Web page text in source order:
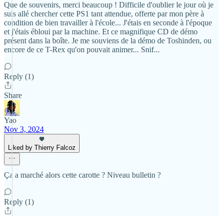
Que de souvenirs, merci beaucoup ! Difficile d'oublier le jour où je
suis allé chercher cette PS1 tant attendue, offerte par mon père à
condition de bien travailler à l'école... J'étais en seconde à l'époque
et j'étais ébloui par la machine. Et ce magnifique CD de démo
présent dans la boîte. Je me souviens de la démo de Toshinden, ou
encore de ce T-Rex qu'on pouvait animer... Snif...
Reply (1)
Share
Yao
Nov 3, 2024
Liked by Thierry Falcoz
Ça a marché alors cette carotte ? Niveau bulletin ?
Reply (1)